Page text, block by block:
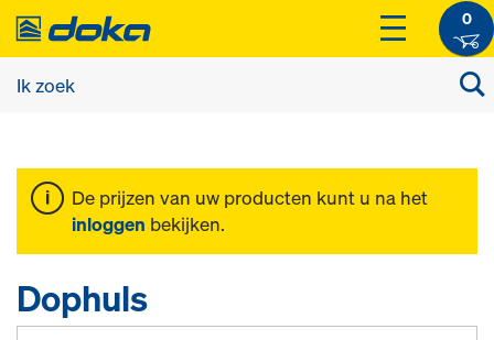
0
De prijzen van uw producten kunt u na het
inloggen bekijken.
Dophuls